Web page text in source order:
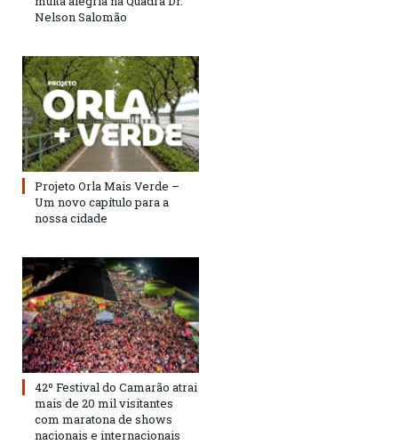
Nelson Salomão
Projeto Orla Mais Verde –
Um novo capítulo para a
nossa cidade
42º Festival do Camarão atrai
mais de 20 mil visitantes
com maratona de shows
nacionais e internacionais